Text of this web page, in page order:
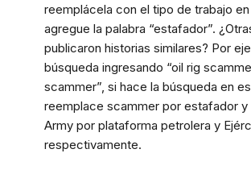
reemplácela con el tipo de trabajo
agregue la palabra “estafador”.
publicaron historias similares? Por
búsqueda ingresando “oil rig
scammer”, si hace la búsqueda en
reemplace scammer por estafador y
Army por plataforma petrolera y
respectivamente.